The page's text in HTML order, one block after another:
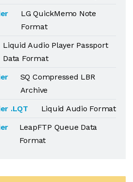
LG QuickMemo Note
Format
Liquid Audio Player Passport
Data Format
SQ Compressed LBR
Archive
.LQT
Liquid Audio Format
LeapFTP Queue Data
Format